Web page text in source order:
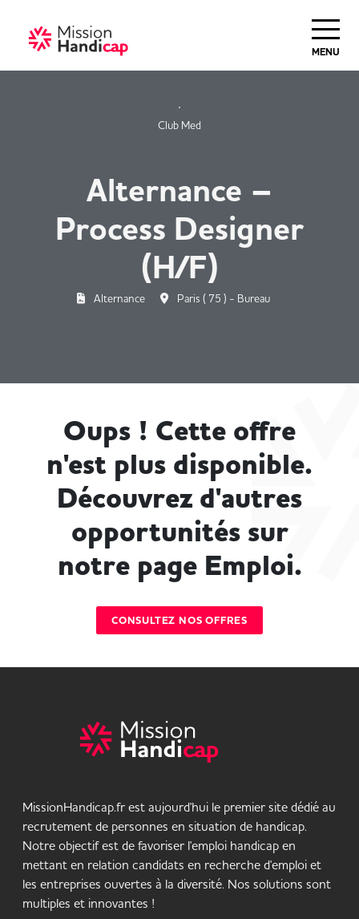
MENU
Club Med
Alternance –
Process Designer
(H/F)
Alternance Paris ( 75 ) - Bureau
Oups ! Cette offre
n'est plus disponible.
Découvrez d'autres
opportunités sur
notre page Emploi.
CONSULTEZ NOS OFFRES
MissionHandicap.fr est aujourd'hui le premier site dédié au
recrutement de personnes en situation de handicap.
Notre objectif est de favoriser l'emploi handicap en
mettant en relation candidats en recherche d'emploi et
les entreprises ouvertes à la diversité. Nos solutions sont
multiples et innovantes !